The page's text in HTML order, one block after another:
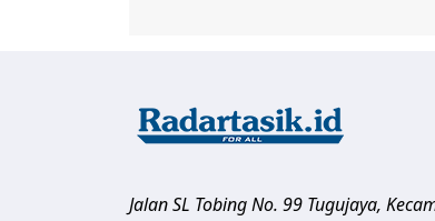
Jalan SL Tobing No. 99 Tugujaya,